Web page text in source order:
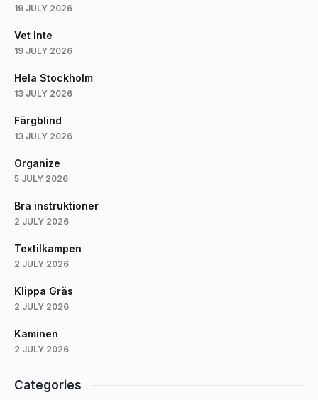
19 JULY 2026
Vet Inte
19 JULY 2026
Hela Stockholm
13 JULY 2026
Färgblind
13 JULY 2026
Organize
5 JULY 2026
Bra instruktioner
2 JULY 2026
Textilkampen
2 JULY 2026
Klippa Gräs
2 JULY 2026
Kaminen
2 JULY 2026
Categories